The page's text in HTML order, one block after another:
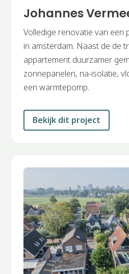
Johannes
Volledige renovatie van een
in amsterdam. Naast de de
appartement duurzamer
zonnepanelen, na-isolatie,
een warmtepomp.
Bekijk dit project